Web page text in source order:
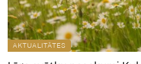
AKTUALITĀTES